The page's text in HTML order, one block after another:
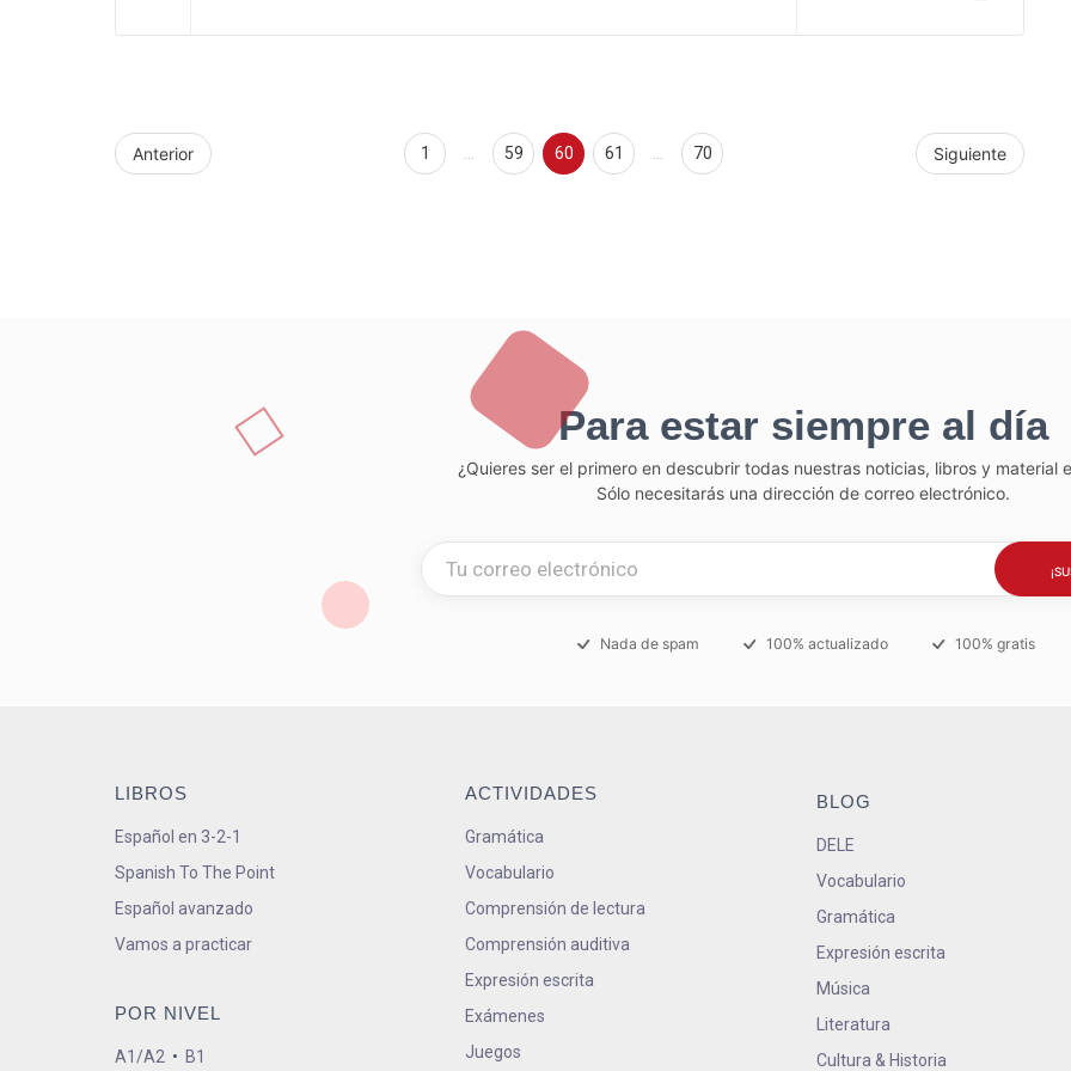
Anterior Siguiente
1 … 59 60 61 … 70
Para estar siempre al día
¿Quieres ser el primero en descubrir todas nuestras noticias, libros y material
Sólo necesitarás una dirección de correo electrónico.
Nada de spam 100% actualizado 100% gratis
LIBROS
Español en 3-2-1
Spanish To The Point
Español avanzado
Vamos a practicar
POR NIVEL
A1/A2 • B1
ACTIVIDADES
Gramática
Vocabulario
Comprensión de lectura
Comprensión auditiva
Expresión escrita
Exámenes
Juegos
BLOG
DELE
Vocabulario
Gramática
Expresión escrita
Música
Literatura
Cultura & Historia